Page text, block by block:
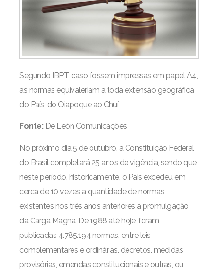
Segundo IBPT, caso fossem impressas em papel A4,
as normas equivaleriam a toda extensão geográfica
do País, do Oiapoque ao Chuí
Fonte:De León Comunicações
No próximo dia 5 de outubro, a Constituição Federal
do Brasil completará 25 anos de vigência, sendo que
neste período, historicamente, o Pais excedeu em
cerca de 10 vezes a quantidade de normas
existentes nos três anos anteriores à promulgação
da Carga Magna. De 1988 até hoje, foram
publicadas 4.785.194 normas, entre leis
complementares e ordinárias, decretos, medidas
provisórias, emendas constitucionais e outras, ou